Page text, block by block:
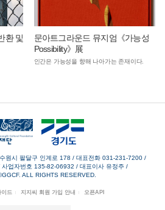
환 및
문아트그라운드 뮤지엄《가능성
Possibility》展
인간은 가능성을 향해 나아가는 존재이다.
원시 팔달구 인계로 178 / 대표전화 031-231-7200 /
사업자번호 135-82-06932 / 대표이사 유정주/
ALL RIGHTS RESERVED.
이드 지지씨 회원 가입 안내 오픈API